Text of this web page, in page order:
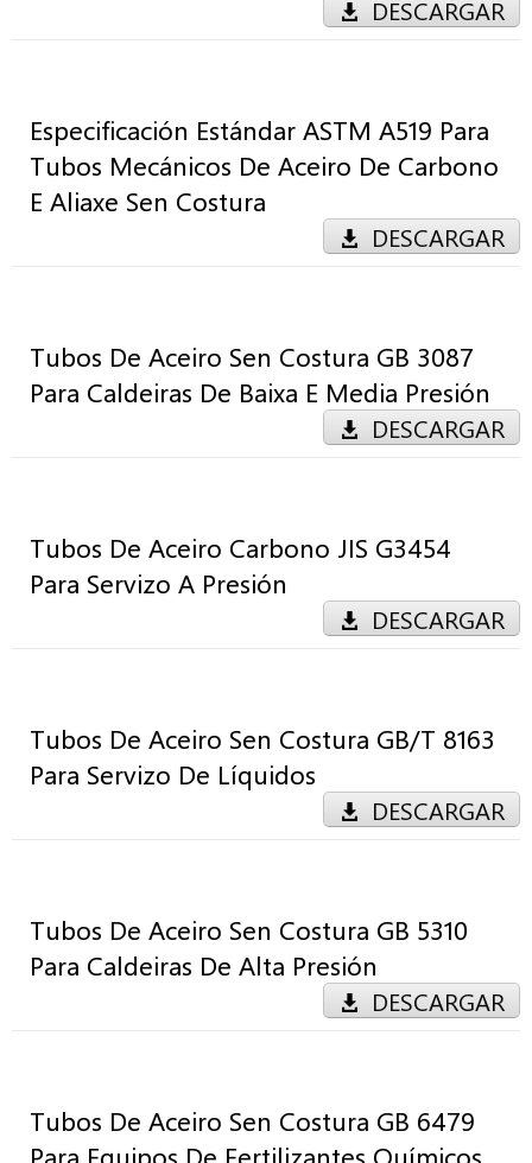
DESCARGAR
Especificación Estándar ASTM A519 Para
Tubos Mecánicos De Aceiro De Carbono
E Aliaxe Sen Costura
DESCARGAR
Tubos De Aceiro Sen Costura GB 3087
Para Caldeiras De Baixa E Media Presión
DESCARGAR
Tubos De Aceiro Carbono JIS G3454
Para Servizo A Presión
DESCARGAR
Tubos De Aceiro Sen Costura GB/T 8163
Para Servizo De Líquidos
DESCARGAR
Tubos De Aceiro Sen Costura GB 5310
Para Caldeiras De Alta Presión
DESCARGAR
Tubos De Aceiro Sen Costura GB 6479